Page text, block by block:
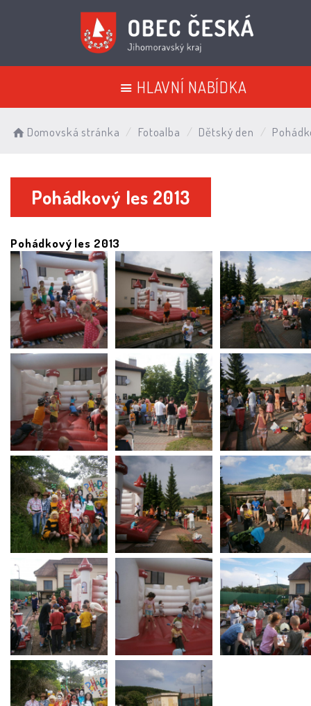
HLAVNÍ NABÍDKA
Domovská stránka Fotoalba Dětský den
Pohádkový les 2013
Pohádkový les 2013